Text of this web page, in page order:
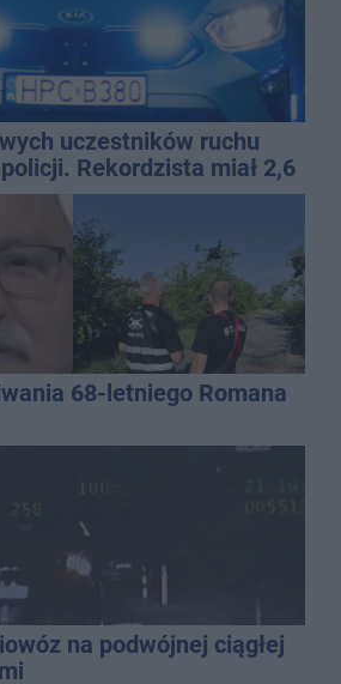
uczestników ruchu
Rekordzista miał 2,6
68-letniego Romana
na podwójnej ciągłej